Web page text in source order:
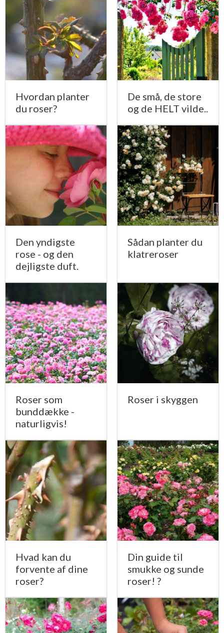
Hvordan planter
du roser?
De små, de store
og de HELT vilde..
Den yndigste
rose - og den
dejligste duft.
Sådan planter du
klatreroser
Roser som
bunddække -
naturligvis!
Roser i skyggen
Hvad kan du
forvente af dine
roser?
Din guide til
smukke og sunde
roser! ?